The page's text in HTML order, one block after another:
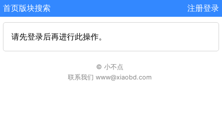
首页版块搜索 注册登录
请先登录后再进行此操作。
© 小不点
联系我们 www@xiaobd.com